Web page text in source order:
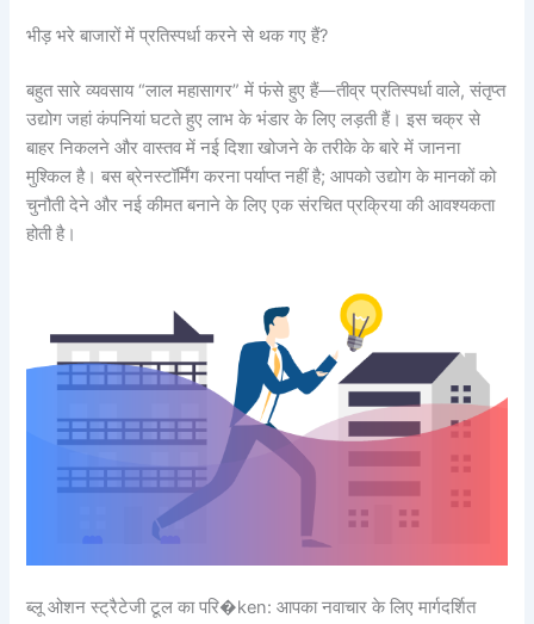
भीड़ भरे बाजारों में प्रतिस्पर्धा करने से थक गए हैं?
बहुत सारे व्यवसाय “लाल महासागर” में फंसे हुए हैं—तीव्र प्रतिस्पर्धा वाले, संतृप्त
उद्योग जहां कंपनियां घटते हुए लाभ के भंडार के लिए लड़ती हैं। इस चक्र से
बाहर निकलने और वास्तव में नई दिशा खोजने के तरीके के बारे में जानना
मुश्किल है। बस ब्रेनस्टॉर्मिंग करना पर्याप्त नहीं है; आपको उद्योग के मानकों को
चुनौती देने और नई कीमत बनाने के लिए एक संरचित प्रक्रिया की आवश्यकता
होती है।
ब्लू ओशन स्ट्रैटेजी टूल का परि�ken: आपका नवाचार के लिए मार्गदर्शित